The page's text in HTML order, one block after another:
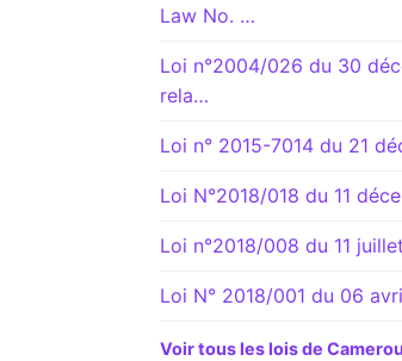
Law No. …
Loi n°2004/026 du 30
rela…
Loi n° 2015-7014 du 21
Loi N°2018/018 du 11
Loi n°2018/008 du 11
Loi N° 2018/001 du 06
Voir tous les lois de